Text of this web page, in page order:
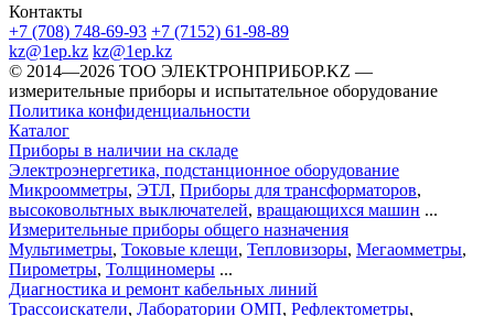
Контакты
+7 (708) 748-69-93 +7 (7152) 61-98-89
kz@1ep.kz kz@1ep.kz
©️ 2014—2026 ТОО ЭЛЕКТРОНПРИБОР.KZ —
измерительные приборы и испытательное оборудование
Политика конфиденциальности
Каталог
Приборы в наличии на складе
Электроэнергетика, подстанционное оборудование
Микроомметры, ЭТЛ, Приборы для трансформаторов,
высоковольтных выключателей, вращающихся машин ...
Измерительные приборы общего назначения
Мультиметры, Токовые клещи, Тепловизоры, Мегаомметры,
Пирометры, Толщиномеры ...
Диагностика и ремонт кабельных линий
Трассоискатели, Лаборатории ОМП, Рефлектометры,